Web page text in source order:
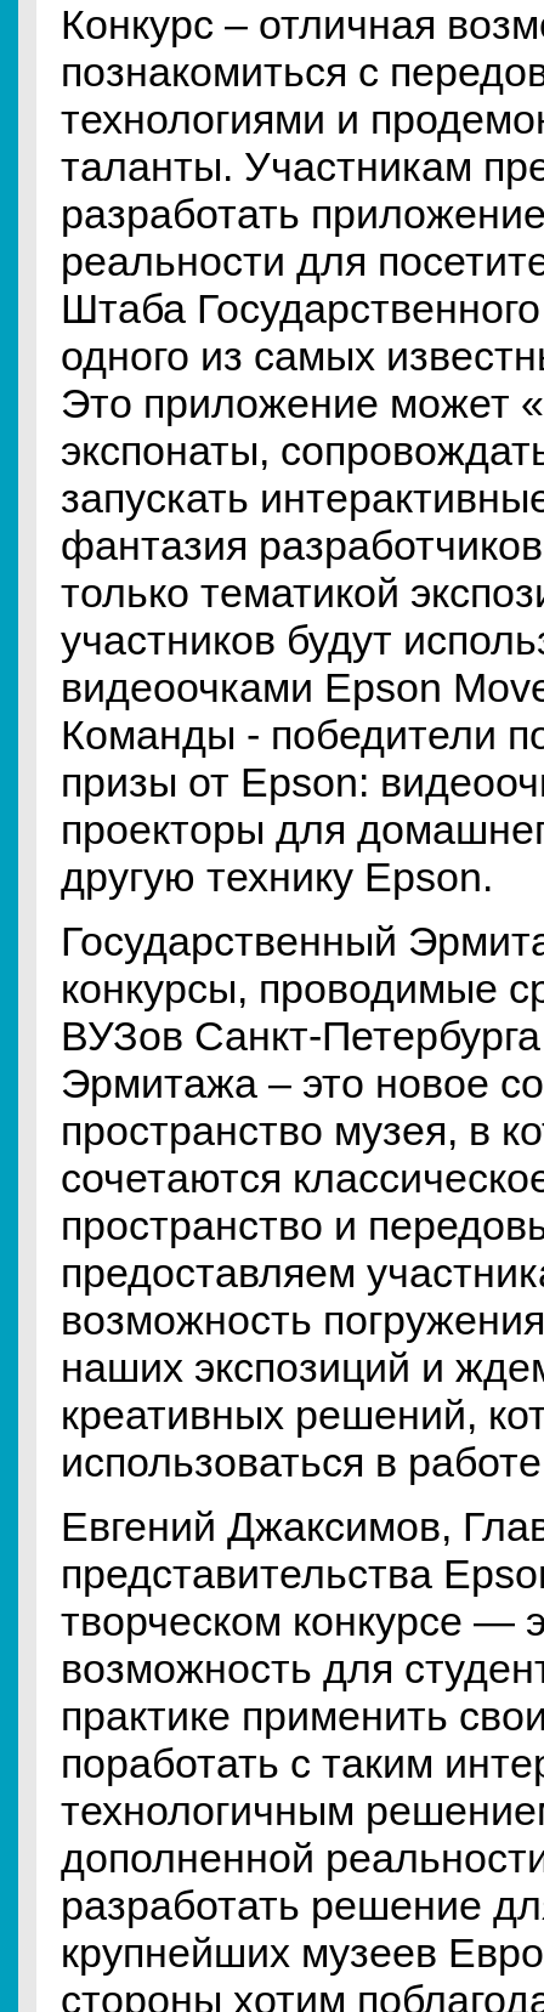
Конкурс – отличная
познакомиться с
технологиями и
таланты. Участникам
разработать
реальности для
Штаба
одного из самых
Это приложение может
экспонаты,
запускать
фантазия
только тематикой
участников будут
видеоочками Epson
Команды - победители
призы от Epson:
проекторы для
другую технику Epson.
Государственный
конкурсы, проводимые
ВУЗов Санкт-
Эрмитажа – это новое
пространство музея, в
сочетаются
пространство и
предоставляем
возможность
наших экспозиций и
креативных решений,
использоваться в
Евгений Джаксимов,
представительства
творческом конкурсе —
возможность для
практике применить
поработать с таким
технологичным
дополненной
разработать решение
крупнейших музеев
стороны хотим